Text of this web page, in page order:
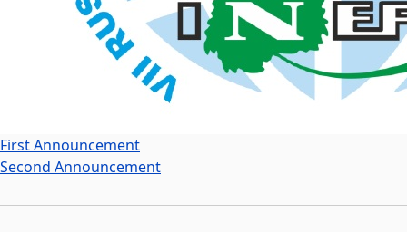
First Announcement
Second Announcement